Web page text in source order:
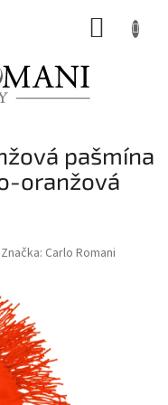
pašmína
oranžová
Značka: Carlo Romani